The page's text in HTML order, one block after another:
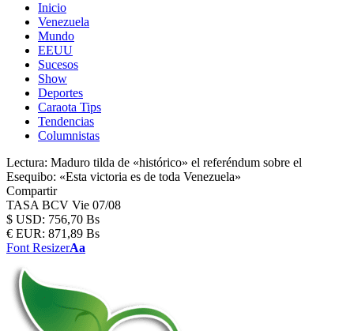
Inicio
Venezuela
Mundo
EEUU
Sucesos
Show
Deportes
Caraota Tips
Tendencias
Columnistas
Lectura: Maduro tilda de «histórico» el referéndum sobre el
Esequibo: «Esta victoria es de toda Venezuela»
Compartir
TASA BCV Vie 07/08
$ USD: 756,70 Bs
€ EUR: 871,89 Bs
Font ResizerAa